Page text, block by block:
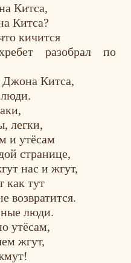
Китса,
Китса?
кичится
разобрал по
Джона Китса,
легки,
и утёсам
странице,
нас и жгут,
как тут
возвратится.
люди.
утёсам,
жгут,